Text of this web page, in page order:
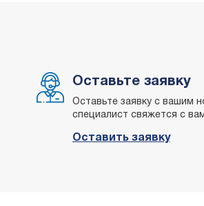
Оставьте заявку
Оставьте заявку с вашим
специалист свяжется с
Оставить заявку